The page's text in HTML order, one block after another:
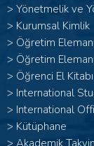
> Yönetmelik ve
> Kurumsal Kimlik
> Öğretim
> Öğretim
> Öğrenci El Kitabı
> International
> International
> Kütüphane
> Akademik